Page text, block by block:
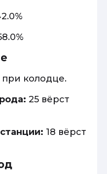
при колодце.
25 вёрст
18 вёрст